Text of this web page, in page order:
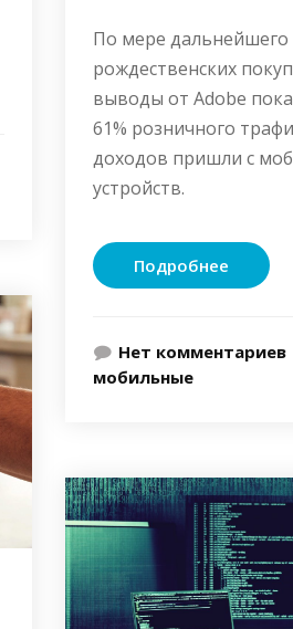
По мере дальнейшего
рождественских
выводы от Adobe
61% розничного
доходов пришли с
устройств.
Подробнее
Нет комментариев
мобильные